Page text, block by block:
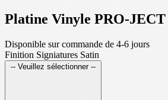
Platine Vinyle PRO-JECT
Disponible sur commande de 4-6 jours
Finition Signiatures Satin
-- Veuillez sélectionner --